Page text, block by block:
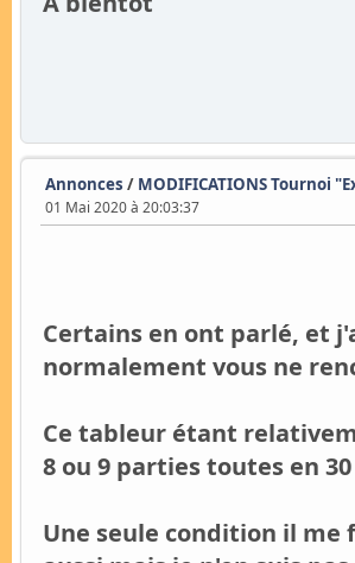
Annonces / MODIFICATIONS Tournoi
01 Mai 2020 à 20:03:37
Certains en ont parlé, et
normalement vous ne
Ce tableur étant
8 ou 9 parties toutes en
Une seule condition il